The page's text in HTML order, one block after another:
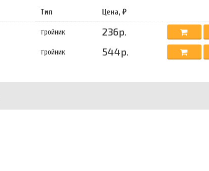
Тип Цена, ₽
тройник 236р.
тройник 544р.